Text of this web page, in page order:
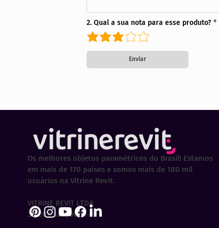
2. Qual a sua nota para esse produto?
Enviar
Os melhores objetos paramétricos do Brasil! Estamos
em mais de 170 países e somos mais de 180 mil
usuários na Vitrine Revit.
VITRINE REVIT LTDA
30.202.323/0001-29